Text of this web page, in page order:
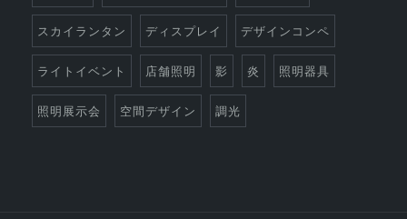
スカイランタン ディスプレイ デザインコンペ
ライトイベント 店舗照明 影 炎 照明器具
照明展示会 空間デザイン 調光